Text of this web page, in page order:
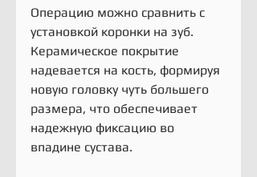
Операцию можно сравнить с
установкой коронки на зуб.
Керамическое покрытие
надевается на кость, формируя
новую головку чуть большего
размера, что обеспечивает
надежную фиксацию во
впадине сустава.